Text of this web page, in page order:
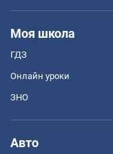
Моя школа
ГДЗ
Онлайн уроки
ЗНО
Авто